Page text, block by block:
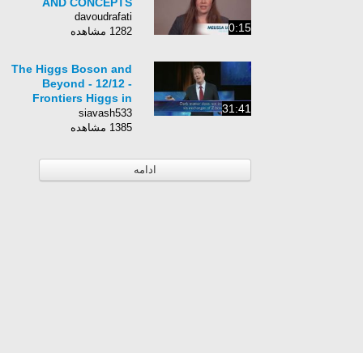
0:15
davoudrafati
1282 مشاهده
31:41
The Higgs Boson and
Beyond - 12/12 -
Frontiers Higgs in
Space
siavash533
1385 مشاهده
ادامه